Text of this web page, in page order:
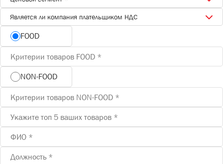
СЕЗОННЫЕ ТОВАРЫ
ПИКНИК
САД И ОГОРОД
СНЕКИ
Снеки
ГОТОВЫЕ БЛЮДА
Готовые блюда
Является ли компания плательщиком НДС
FOOD
NON-FOOD